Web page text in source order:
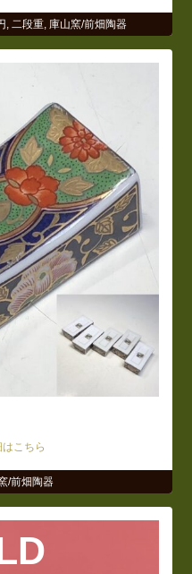
二段重 庫山窯/前畑陶器
こちら
/前畑陶器